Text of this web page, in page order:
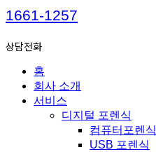
Call
1661-1257
상담전화
홈
회사 소개
서비스
디지털 포렌식
컴퓨터포렌식
USB 포렌식